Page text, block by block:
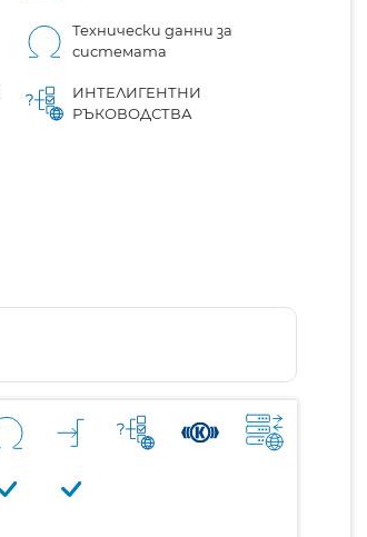
Технически данни за
системата
ИНТЕЛИГЕНТНИ
РЪКОВОДСТВА